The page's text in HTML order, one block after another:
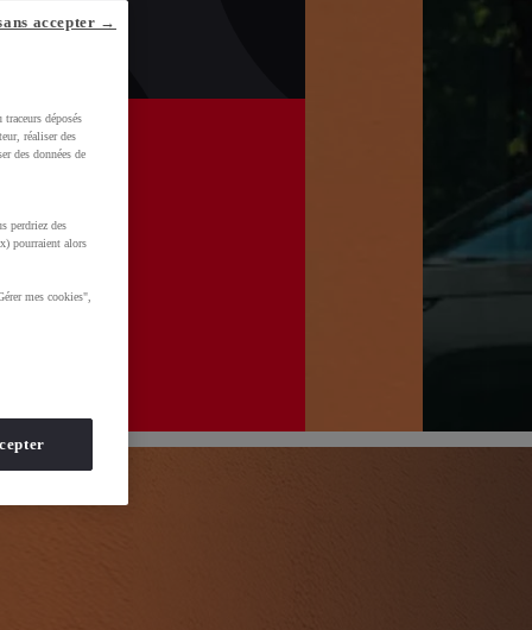
déposés
réaliser des
des données de
perdriez des
pourraient alors
mes cookies",
accepter →